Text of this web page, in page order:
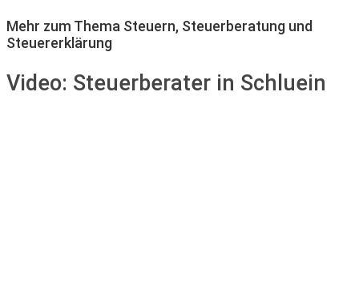
Mehr zum Thema Steuern, Steuerberatung und
Steuererklärung
Video: Steuerberater in Schluein